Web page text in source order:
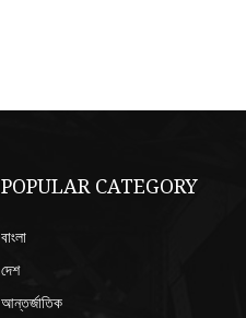
POPULAR CATEGORY
বাংলা
দেশ
আন্তর্জাতিক